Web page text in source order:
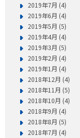
2019年7月 (4)
2019年6月 (4)
2019年5月 (5)
2019年4月 (4)
2019年3月 (5)
2019年2月 (4)
2019年1月 (4)
2018年12月 (4)
2018年11月 (5)
2018年10月 (4)
2018年9月 (4)
2018年8月 (5)
2018年7月 (4)